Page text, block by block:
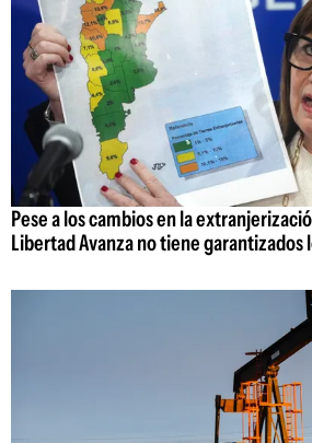
Pese a los cambios en la
Libertad Avanza no tiene garantizados